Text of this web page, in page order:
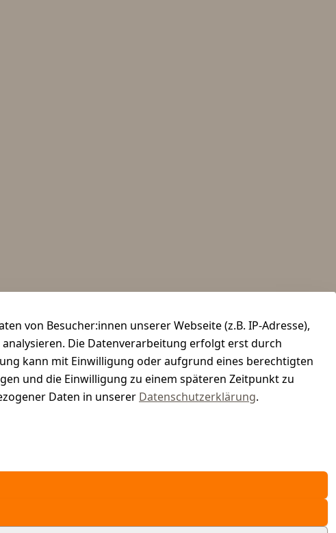
von Besucher:innen unserer Webseite (z.B. IP-Adresse),
Die Datenverarbeitung erfolgt erst durch
kann mit Einwilligung oder aufgrund eines berechtigten
und die Einwilligung zu einem späteren Zeitpunkt zu
Daten in unserer Datenschutzerklärung.